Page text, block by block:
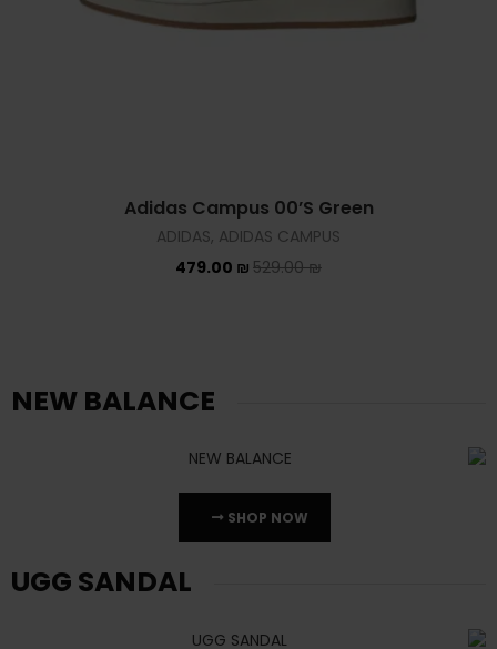
Adidas Campus 00’S Green
ADIDAS, ADIDAS CAMPUS
529.00₪
479.00 ₪
NEW BALANCE
SHOP NOW
UGG SANDAL